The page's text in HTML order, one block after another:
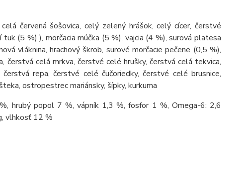
červená šošovica, celý zelený hrášok, celý cícer, čerstvé
(5 %) ), morčacia múčka (5 %), vajcia (4 %), surová platesa
vláknina, hrachový škrob, surové morčacie pečene (0,5 %),
čerstvá celá mrkva, čerstvé celé hrušky, čerstvá celá tekvica,
repa, čerstvé celé čučoriedky, čerstvé celé brusnice,
ostropestrec mariánsky, šípky, kurkuma
hrubý popol 7 %, vápník 1,3 %, fosfor 1 %, Omega-6: 2,6
vlhkosť 12 %